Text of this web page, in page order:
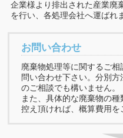
企業様より排出された産業廃
を行い、各処理会社へ運ばれ
お問い合わせ
廃棄物処理等に関するご
問い合わせ下さい。分別
のご相談でも構いません。
また、具体的な廃棄物の
控え頂ければ、概算費用を